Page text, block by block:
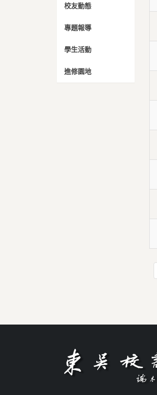
校友動態
專題報導
學生活動
進修園地